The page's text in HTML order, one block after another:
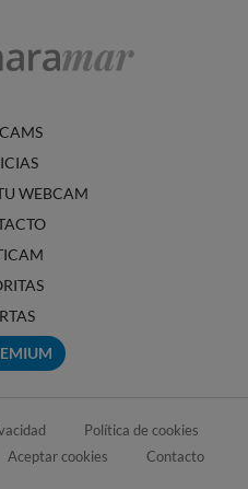
WEBCAM
Política de cookies
Aceptar cookies Contacto